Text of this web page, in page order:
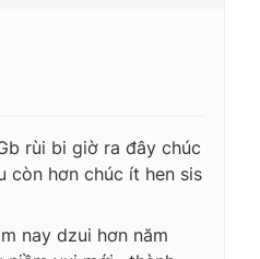
rùi bi giờ ra đây chúc
còn hơn chúc ít hen sis
nay dzui hơn năm